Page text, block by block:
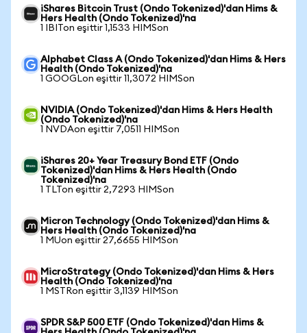
iShares Bitcoin Trust (Ondo Tokenized)'dan Hims &
Hers Health (Ondo Tokenized)'na
1 IBITon eşittir 1,1533 HIMSon
Alphabet Class A (Ondo Tokenized)'dan Hims & Hers
Health (Ondo Tokenized)'na
1 GOOGLon eşittir 11,3072 HIMSon
NVIDIA (Ondo Tokenized)'dan Hims & Hers Health
(Ondo Tokenized)'na
1 NVDAon eşittir 7,0511 HIMSon
iShares 20+ Year Treasury Bond ETF (Ondo
Tokenized)'dan Hims & Hers Health (Ondo
Tokenized)'na
1 TLTon eşittir 2,7293 HIMSon
Micron Technology (Ondo Tokenized)'dan Hims &
Hers Health (Ondo Tokenized)'na
1 MUon eşittir 27,6655 HIMSon
MicroStrategy (Ondo Tokenized)'dan Hims & Hers
Health (Ondo Tokenized)'na
1 MSTRon eşittir 3,1139 HIMSon
SPDR S&P 500 ETF (Ondo Tokenized)'dan Hims &